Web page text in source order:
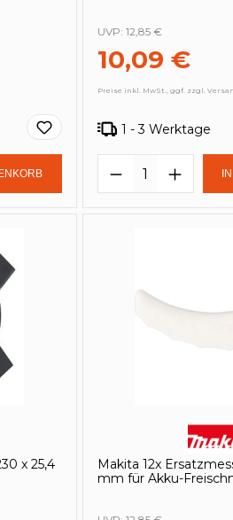
den
10,09 €
UVP: 12,85 €
Preise inkl. MwSt., ggf. zzgl.
1 - 3 Werktage
Produkt
x 25,4
Makita 12x
mm für Akku-